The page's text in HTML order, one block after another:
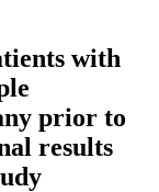
with
prior to
results